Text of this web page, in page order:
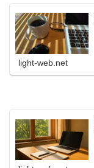
light-web.net